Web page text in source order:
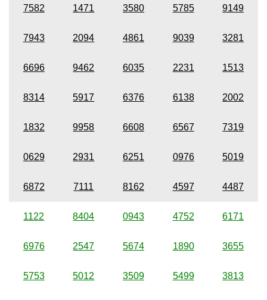
7582 1471 3580 5785 9149
7943 2094 4861 9039 3281
6696 9462 6035 2231 1513
8314 5917 6376 6138 2002
1832 9958 6608 6567 7319
0629 2931 6251 0976 5019
6872 7111 8162 4597 4487
1122 8404 0943 4752 6171
6976 2547 5674 1890 3655
5753 5012 3509 5499 3813